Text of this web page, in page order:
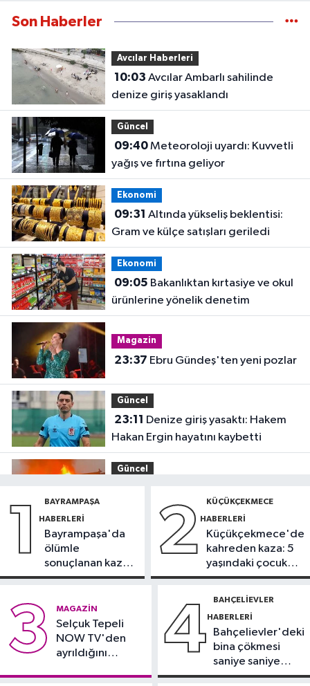
Son Haberler
Avcılar Haberleri
10:03
denize giriş yasaklandı
Güncel
09:40Meteoroloji uyardı: Kuvvetli
yağış ve fırtına geliyor
Ekonomi
09:31
Gram ve külçe satışları geriledi
Ekonomi
09:05
ürünlerine yönelik denetim
Magazin
23:37 Ebru Gündeş'ten yeni pozlar
Güncel
23:11
Hakan Ergin hayatını kaybetti
Güncel
alev alev yandı
Spor
maçı hazırlıklarını sürdürdü
22:06
alev yandı
1 BAYRAMPAŞA
HABERLERI
Bayrampaşa'da
ölümle
sonuçlanan kaza:
Sürücü
2 KÜÇÜKÇEKMECE
HABERLERI
Küçükçekmece'de
kahreden kaza: 5
yaşındaki çocuk
yoğun bakımda
3 MAGAZIN
Selçuk Tepeli
NOW TV'den
ayrıldığını
4 BAHÇELIEVLER
HABERLERI
Bahçelievler'deki
bina çökmesi
saniye saniye
görüntülendi